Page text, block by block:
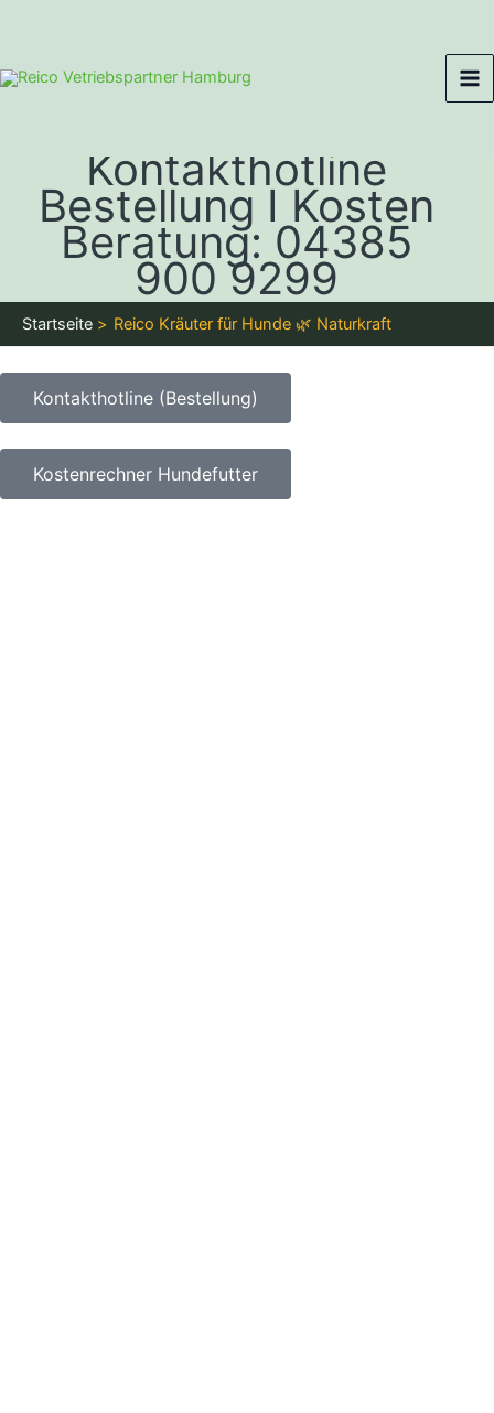
Kontakthotline
Bestellung I Kosten
Beratung: 04385
900 9299
Startseite Reico Kräuter für Hunde 🌿 Naturkraft
Kontakthotline (Bestellung)
Kostenrechner Hundefutter